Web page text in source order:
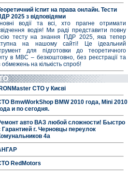
іспит на права онлайн. Тести
2025 з відповідями
водії та всі, хто прагне отримати
водія! Ми раді представити повну
тесту на знання ПДР 2025, яка тепер
на нашому сайті! Це ідеальний
для підготовки до теоретичного
в МВС – безкоштовно, без реєстрації та
обмежень на кількість спроб!
IRONMaster СТО у Києві
BmwWorkShop BMW 2010 года, Mini 2010
и по сегодня.
авто ВАЗ любой сложности! Быстро
Гарантией г. Черновцы переулок
4а
RedMotors